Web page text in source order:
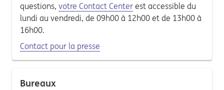
questions, votre Contact Center est accessible du
lundi au vendredi, de 09h00 à 12h00 et de 13h00 à
16h00.
Contact pour la presse
Bureaux